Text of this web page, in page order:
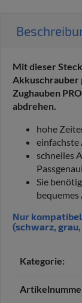
Mit dieser
Akkuschrauber
Zughauben
abdrehen.
hohe
einfachste
schnelles
Sie
Nur kompatibel
(schwarz,
Kategorie: